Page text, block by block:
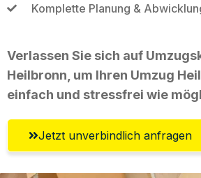
Komplette Planung &
Verlassen Sie sich auf
Heilbronn, um Ihren Umzug
einfach und stressfrei wie
Jetzt unverbindlich anfragen